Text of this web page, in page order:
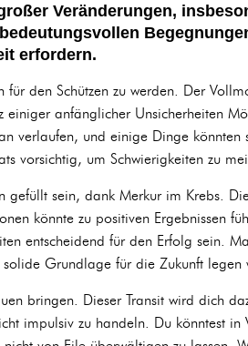
Veränderungen,
erfordern.
den Schützen zu werden. Der
einiger anfänglicher Unsicherheiten
verlaufen, und einige Dinge könnten
vorsichtig, um Schwierigkeiten zu
gefüllt sein, dank Merkur im Krebs.
könnte zu positiven Ergebnissen
entscheidend für den Erfolg sein.
Grundlage für die Zukunft legen
bringen. Dieser Transit wird dich
impulsiv zu handeln. Du könntest in